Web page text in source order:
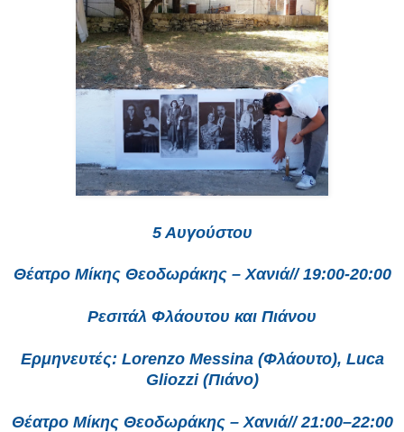
5 Αυγούστου
Θέατρο Μίκης Θεοδωράκης – Χανιά// 19:00-20:00
Ρεσιτάλ Φλάουτου και Πιάνου
Ερμηνευτές: Lorenzo Messina (Φλάουτο), Luca
Gliozzi (Πιάνο)
Θέατρο Μίκης Θεοδωράκης – Χανιά// 21:00–22:00